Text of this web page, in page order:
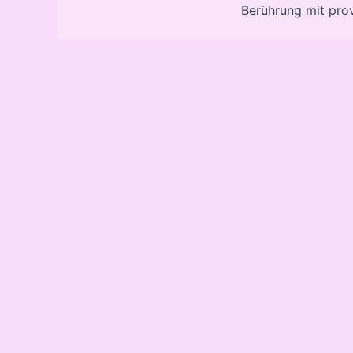
Berührung mit